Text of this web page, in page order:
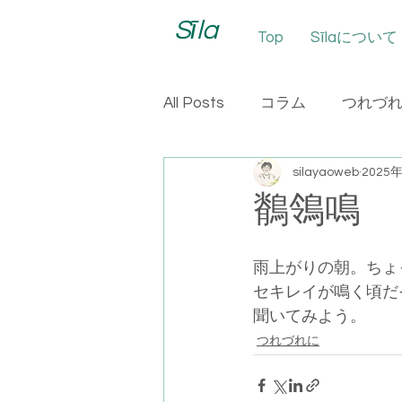
Sīla Top Sīlaについて
All Posts コラム つれづ
鶺鴒鳴
silayaoweb 2025
雨上がりの朝。ち
セキレイが鳴く頃
聞いてみよう。
つれづれに